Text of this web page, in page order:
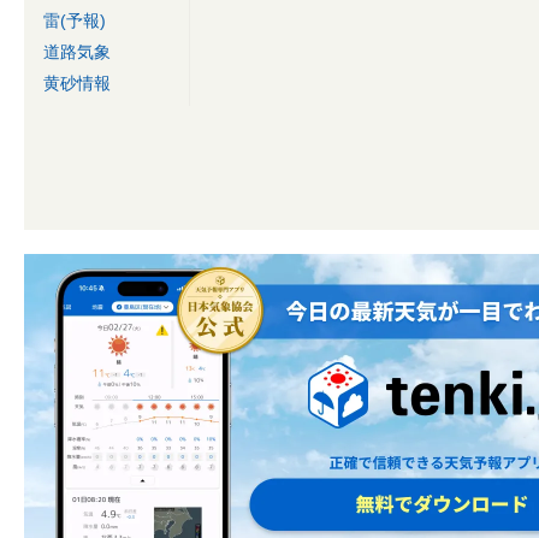
雷(予報)
道路気象
黄砂情報